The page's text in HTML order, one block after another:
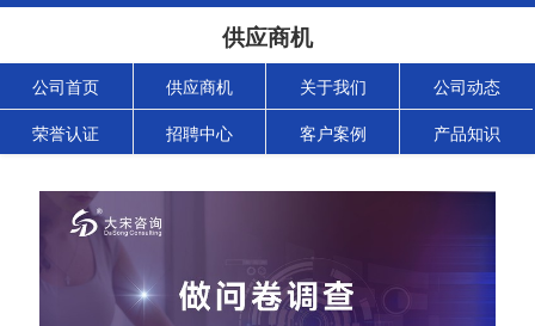
供应商机
公司首页 供应商机 关于我们 公司动态
荣誉认证 招聘中心 客户案例 产品知识